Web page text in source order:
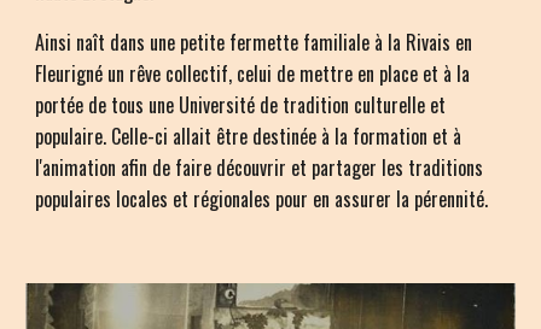
Ainsi naît dans une petite fermette familiale à la Rivais en
Fleurigné un rêve collectif, celui de mettre en place et à la
portée de tous une Université de tradition culturelle et
populaire. Celle-ci allait être destinée à la formation et à
l'animation afin de faire découvrir et partager les traditions
populaires locales et régionales pour en assurer la pérennité.